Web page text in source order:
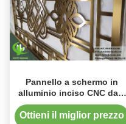
Pannello a schermo in
alluminio inciso CNC da 8
mm con finitura verniciata
a polvere e motivi
Ottieni il miglior prezzo